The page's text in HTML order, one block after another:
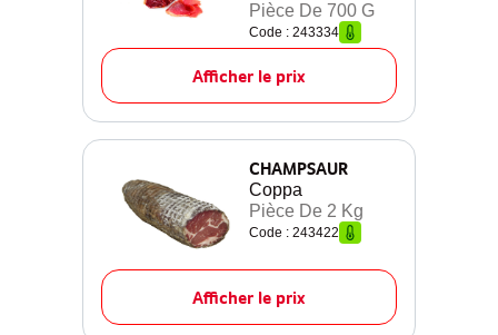
Pièce De 700 G
Code : 243334
Afficher le prix
CHAMPSAUR
Coppa
Pièce De 2 Kg
Code : 243422
Afficher le prix